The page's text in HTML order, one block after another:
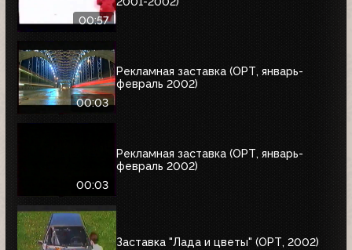
00:57
00:03
Рекламная заставка (ОРТ, январь-
февраль 2002)
00:03
Рекламная заставка (ОРТ, январь-
февраль 2002)
Заставка "Лада и цветы" (ОРТ, 2002)